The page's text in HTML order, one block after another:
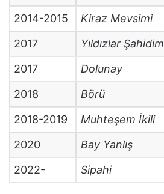
2014-2015
Kiraz Mevsimi
2017
Yıldızlar Şahidim
2017
Dolunay
2018
Börü
2018-2019
Muhteşem İkili
2020
Bay Yanlış
2022-
Sipahi